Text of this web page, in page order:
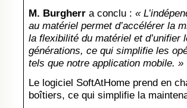
M. Burgherr a conclu : «
au matériel permet d’accélérer la
la flexibilité du matériel et d’unifier
générations, ce qui simplifie les
tels que notre application mobile. »
Le logiciel SoftAtHome prend en
boîtiers, ce qui simplifie la